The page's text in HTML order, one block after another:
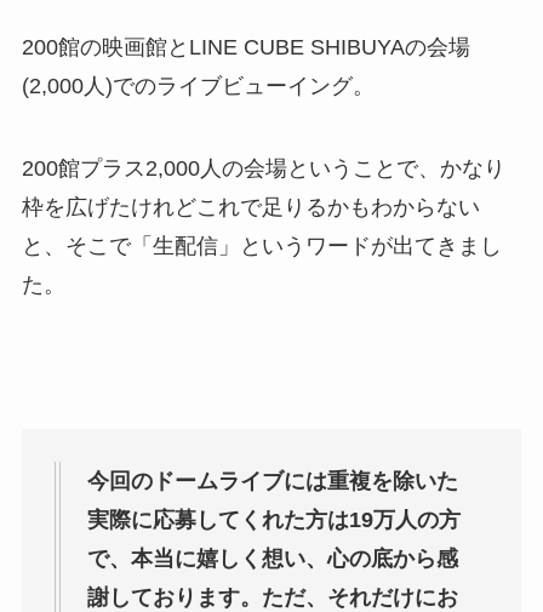
200館の映画館と LINE CUBE SHIBUYAの会場
(2,000人)でのライブビューイング。
200館プラス2,000人の会場ということで、かなり
枠を広げたけれどこれで足りるかもわからない
と、そこで「生配信」というワードが出てきまし
た。
今回のドームライブには重複を除いた
実際に応募してくれた方は19万人の方
で、本当に嬉しく想い、心の底から感
謝しております。ただ、それだけにお